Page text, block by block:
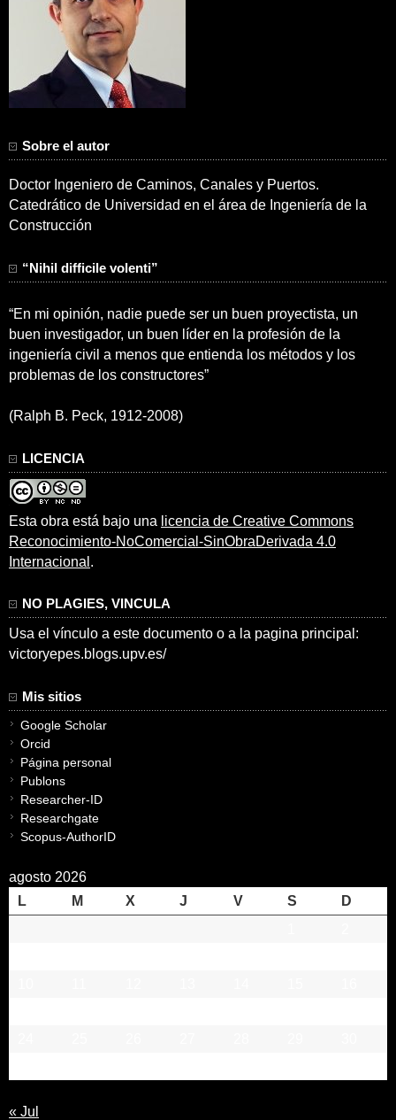
Sobre el autor
Doctor Ingeniero de Caminos, Canales y Puertos.
Catedrático de Universidad en el área de Ingeniería de la
Construcción
“Nihil difficile volenti”
“En mi opinión, nadie puede ser un buen proyectista, un
buen investigador, un buen líder en la profesión de la
ingeniería civil a menos que entienda los métodos y los
problemas de los constructores”
(Ralph B. Peck, 1912-2008)
LICENCIA
Esta obra está bajo una licencia de Creative Commons
Reconocimiento-NoComercial-SinObraDerivada 4.0
Internacional .
NO PLAGIES, VINCULA
Usa el vínculo a este documento o a la pagina principal:
victoryepes.blogs.upv.es/
Mis sitios
Google Scholar
Orcid
Página personal
Publons
Researcher-ID
Researchgate
Scopus-AuthorID
agosto 2026
L
M X J V S
D
« Jul